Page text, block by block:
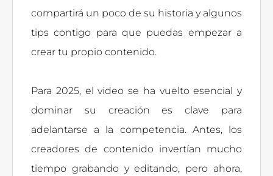
compartirá un poco de su historia y algunos
tips contigo para que puedas empezar a
crear tu propio contenido.
Para 2025, el video se ha vuelto esencial y
dominar su creación es clave para
adelantarse a la competencia. Antes, los
creadores de contenido invertían mucho
tiempo grabando y editando, pero ahora,